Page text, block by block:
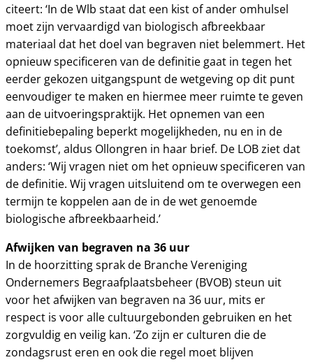
citeert: ‘In de Wlb staat dat een kist of ander omhulsel
moet zijn vervaardigd van biologisch afbreekbaar
materiaal dat het doel van begraven niet belemmert. Het
opnieuw specificeren van de definitie gaat in tegen het
eerder gekozen uitgangspunt de wetgeving op dit punt
eenvoudiger te maken en hiermee meer ruimte te geven
aan de uitvoeringspraktijk. Het opnemen van een
definitiebepaling beperkt mogelijkheden, nu en in de
toekomst’, aldus Ollongren in haar brief. De LOB ziet dat
anders: ‘Wij vragen niet om het opnieuw specificeren van
de definitie. Wij vragen uitsluitend om te overwegen een
termijn te koppelen aan de in de wet genoemde
biologische afbreekbaarheid.’
Afwijken van begraven na 36 uur
In de hoorzitting sprak de Branche Vereniging
Ondernemers Begraafplaatsbeheer (BVOB) steun uit
voor het afwijken van begraven na 36 uur, mits er
respect is voor alle cultuurgebonden gebruiken en het
zorgvuldig en veilig kan. ‘Zo zijn er culturen die de
zondagsrust eren en ook die regel moet blijven